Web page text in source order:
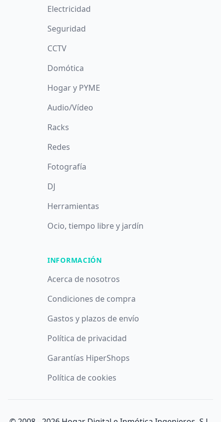
Electricidad
Seguridad
CCTV
Domótica
Hogar y PYME
Audio/Vídeo
Racks
Redes
Fotografía
DJ
Herramientas
Ocio, tiempo libre y jardín
INFORMACIÓN
Acerca de nosotros
Condiciones de compra
Gastos y plazos de envío
Política de privacidad
Garantías HiperShops
Política de cookies